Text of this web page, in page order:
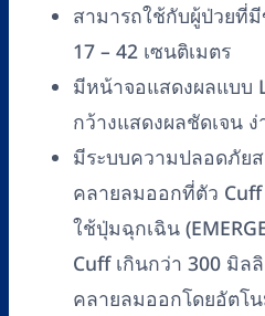
สามารถใช้กับผู้ป่วยที่
17 – 42 เซนติเมตร
มีหน้าจอแสดงผลแบบ
กว้างแสดงผลชัดเจน
มีระบบความปลอดภัย
คลายลมออกที่ตัว
ใช้ปุ่มฉุกเฉิน
Cuff เกินกว่า 300 มิล
คลายลมออกโดยอัตโ